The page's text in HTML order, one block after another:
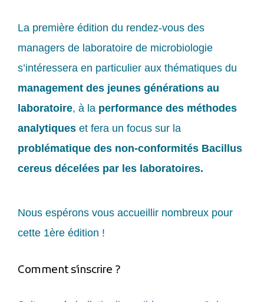
La première édition du rendez-vous des
managers de laboratoire de microbiologie
s’intéressera en particulier aux thématiques du
management des jeunes générations au
laboratoire, à la performance des méthodes
analytiques et fera un focus sur la
problématique des non-conformités Bacillus
cereus décelées par les laboratoires.
Nous espérons vous accueillir nombreux pour
cette 1ère édition !
Comment s’inscrire ?